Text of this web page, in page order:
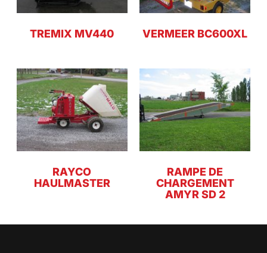
TREMIX MV440 VERMEER BC600XL
RAYCO
HAULMASTER
RAMPE DE
CHARGEMENT
AMYR SD 2